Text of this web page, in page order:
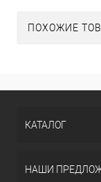
ПОХОЖИЕ
КАТАЛОГ
НАШИ